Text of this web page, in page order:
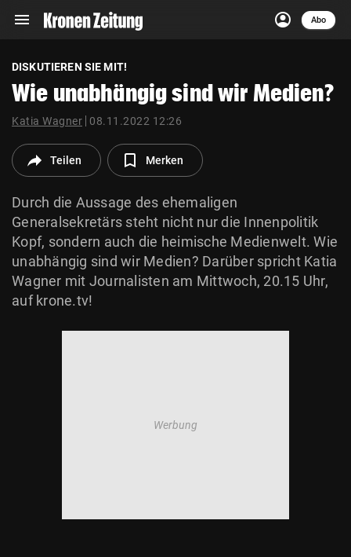
menu Navigation
account_circle
Anmelden
Abo
Schließen
Abonnieren
account_circle Anmelden
pin_drop
bookmark Merkliste
Suchbegriff
eingeben
DISKUTIEREN SIE MIT!
Wie unabhängig sind wir Medien?
Katia Wagner 08.11.2022 12:26
Teilen Merken
Durch die Aussage des ehemaligen
Generalsekretärs steht nicht nur die Innenpolitik
Kopf, sondern auch die heimische Medienwelt. Wie
unabhängig sind wir Medien? Darüber spricht Katia
Wagner mit Journalisten am Mittwoch, 20.15 Uhr,
auf krone.tv!